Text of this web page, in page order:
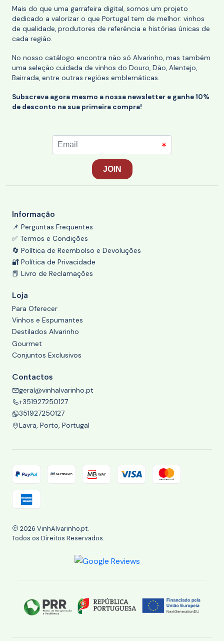
Mais do que uma garrafeira digital, somos um projeto
dedicado a valorizar o que Portugal tem de melhor: vinhos
de qualidade, produtores de referência e histórias únicas de
cada região.
No nosso catálogo encontra não só Alvarinho, mas também
uma seleção cuidada de vinhos do Douro, Dão, Alentejo,
Bairrada, entre outras regiões emblemáticas.
Subscreva agora mesmo a nossa newsletter e ganhe 10%
de desconto na sua primeira compra!
Informação
📌 Perguntas Frequentes
✅ Termos e Condições
🔄 Política de Reembolso e Devoluções
🔐 Política de Privacidade
📕 Livro de Reclamações
Loja
Para Oferecer
Vinhos e Espumantes
Destilados Alvarinho
Gourmet
Conjuntos Exclusivos
Contactos
geral@vinhalvarinho.pt
+351927250127
351927250127
Lavra, Porto, Portugal
2026 VinhAlvarinho.pt.
Todos os Direitos Reservados.